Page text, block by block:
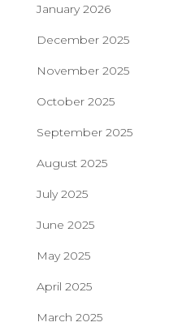
January 2026
December 2025
November 2025
October 2025
September 2025
August 2025
July 2025
June 2025
May 2025
April 2025
March 2025